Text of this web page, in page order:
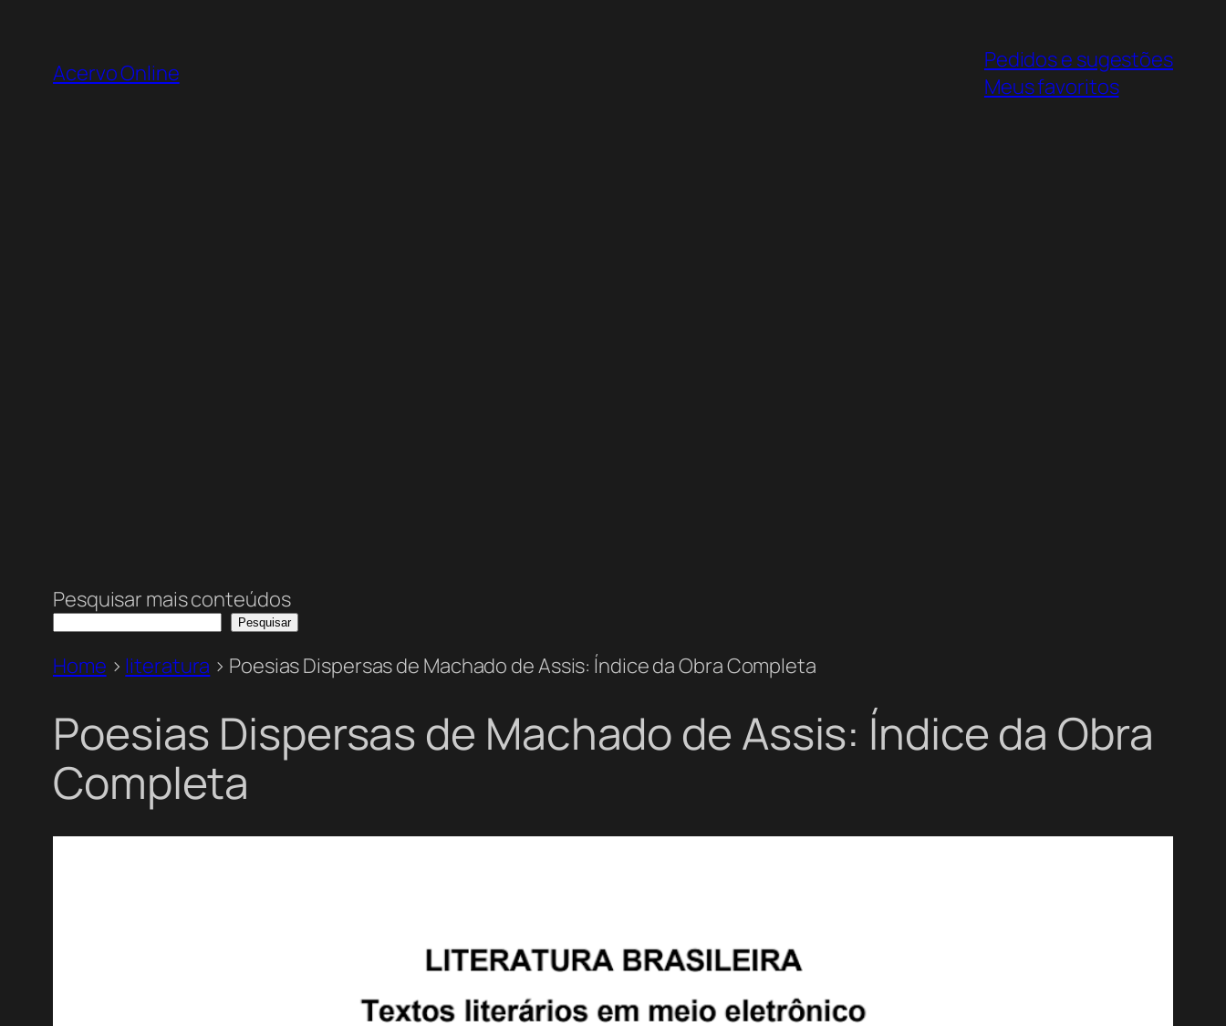
Acervo Online
Pedidos e sugestões
Meus favoritos
Pesquisar mais conteúdos
Pesquisar
Home > literatura > Poesias Dispersas de Machado de Assis: Índice da Obra Completa
Poesias Dispersas de Machado de Assis: Índice da Obra
Completa